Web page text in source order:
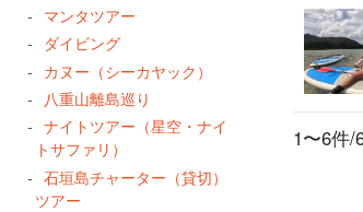
マンタツアー
ダイビング
カヌー（シーカヤック）
八重山離島巡り
ナイトツアー（星空・ナイ
トサファリ）
石垣島チャーター（貸切）
ツアー
1〜6件/